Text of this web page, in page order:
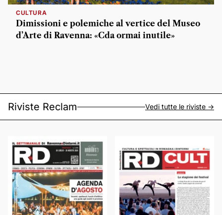
CULTURA
Dimissioni e polemiche al vertice del Museo
d’Arte di Ravenna: «Cda ormai inutile»
Riviste Reclam Vedi tutte le riviste ->